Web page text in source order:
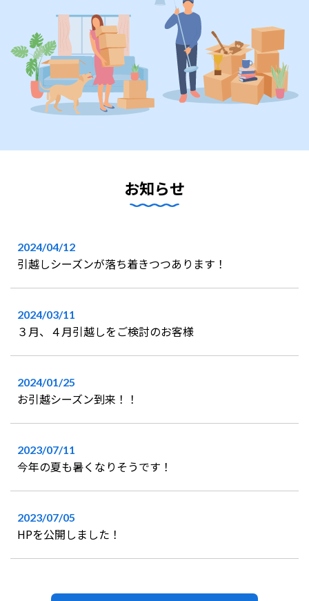
お知らせ
2024/04/12
引越しシーズンが落ち着きつつあります！
2024/03/11
３月、４月引越しをご検討のお客様
2024/01/25
お引越シーズン到来！！
2023/07/11
今年の夏も暑くなりそうです！
2023/07/05
HPを公開しました！